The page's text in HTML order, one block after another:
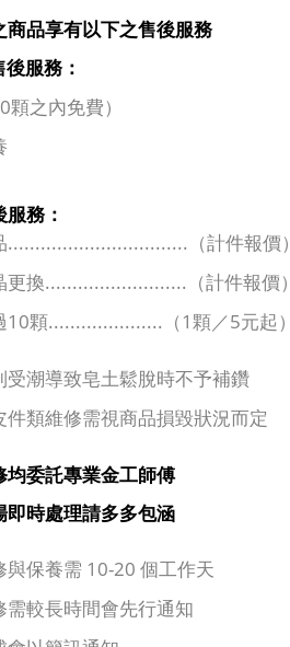
商品享有以下之售後服務
服務：
顆之內免費）
務：
................................. （計件報價）
更換.......................... （計件報價）
10顆..................... （ 1 顆／ 5元起）
受潮導致皂土鬆脫時不予補鑽
件類維修需視商品損毀狀況而定
均委託專業金工師傅
即時處理請多多包涵
與保養需 10-20 個工作天
需較長時間會先行通知